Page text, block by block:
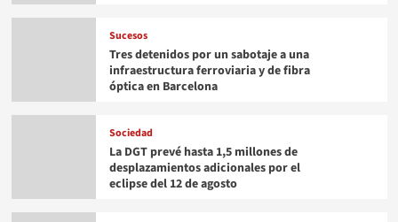
Sucesos
Tres detenidos por un sabotaje a una
infraestructura ferroviaria y de fibra
óptica en Barcelona
Sociedad
La DGT prevé hasta 1,5 millones de
desplazamientos adicionales por el
eclipse del 12 de agosto